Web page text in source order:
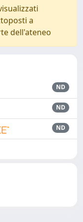
a
dell'ateneo
ND
ND
ND